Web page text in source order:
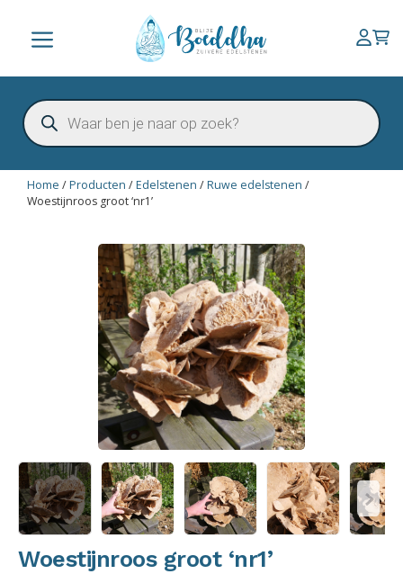
inhoud
Menu
Producten
zoeken
Home /Producten /Edelstenen /Ruwe edelstenen /
Woestijnroos groot ‘nr1’
Woestijnroos groot ‘nr1’